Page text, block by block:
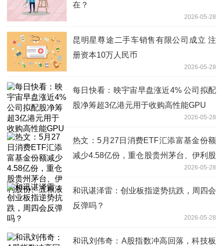
在？
2026-05-28
昆明星尊途二手车销售有限公司成立 注
册资本10万人民币
2026-05-28
每日快看：映宇宙早盘涨近4% 公司拟配
股净筹超3亿港元用于收购高性能GPU
2026-05-28
热文：5月27日消费ETF汇添富基金份额
减少4.58亿份，重仓股贵州茅台、伊利股
2026-05-28
和讯谌泽雷：创业板指逆势抗跌，周四会
反弹吗？
2026-05-28
和讯刘伟奇：A股指数冲高回落，科技板